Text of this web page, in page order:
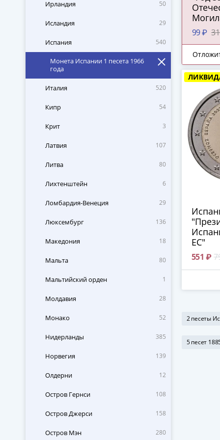
Ирландия 50
Исландия 29
Испания
Монета Испании 1 песета 1966
года
540
Италия 520
Кипр 54
Крит 3
Латвия 107
Литва 80
Лихтенштейн 6
Ломбардия-Венеция 29
Люксембург 136
Македония 18
Мальта 80
Мальтийский орден 1
Молдавия 28
Монако 52
Нидерланды 385
Норвегия 139
Олдерни 12
Остров Гернси 108
Остров Джерси 158
Остров Мэн 280
99 ₽
ЕС"
551 ₽
2 песеты
5 песет